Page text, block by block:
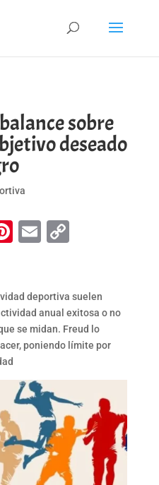
sobre
deseado
Pinterest
EmailCopy
deportiva suelen
anual exitosa o no
se midan. Freud lo
poniendo límite por